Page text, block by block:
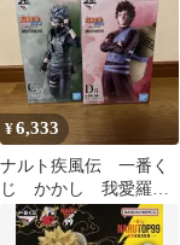
¥6,333
ナルト疾風伝 一番く
じ かかし 我愛羅
セット販売